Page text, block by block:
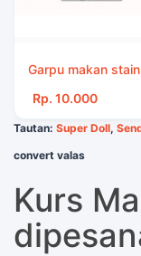
Garpu makan
Rp. 10.000
Tautan: Super Doll,
convert valas
Kurs